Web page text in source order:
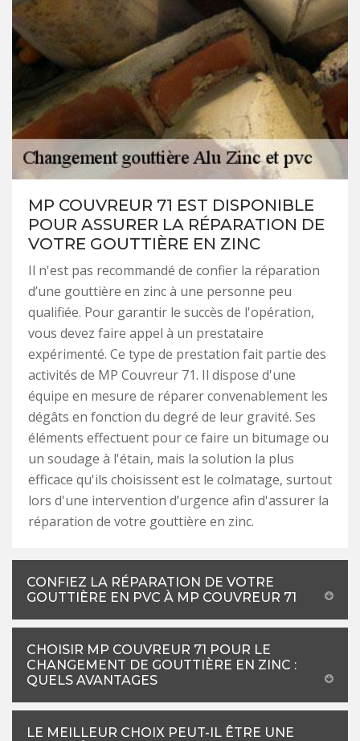
MP COUVREUR 71 EST DISPONIBLE
POUR ASSURER LA RÉPARATION DE
VOTRE GOUTTIÈRE EN ZINC
Il n'est pas recommandé de confier la réparation
d’une gouttière en zinc à une personne peu
qualifiée. Pour garantir le succès de l'opération,
vous devez faire appel à un prestataire
expérimenté. Ce type de prestation fait partie des
activités de MP Couvreur 71. Il dispose d'une
équipe en mesure de réparer convenablement les
dégâts en fonction du degré de leur gravité. Ses
éléments effectuent pour ce faire un bitumage ou
un soudage à l'étain, mais la solution la plus
efficace qu'ils choisissent est le colmatage, surtout
lors d'une intervention d’urgence afin d'assurer la
réparation de votre gouttière en zinc.
CONFIEZ LA RÉPARATION DE VOTRE
GOUTTIÈRE EN PVC À MP COUVREUR 71
CHOISIR MP COUVREUR 71 POUR LE
CHANGEMENT DE GOUTTIÈRE EN ZINC :
QUELS AVANTAGES
LE MEILLEUR CHOIX PEUT-IL ÊTRE UNE